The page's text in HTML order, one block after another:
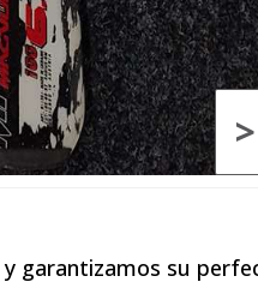
>
garantizamos su